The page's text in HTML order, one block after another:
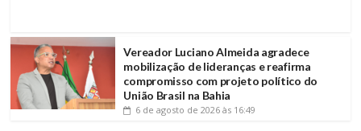
Vereador Luciano Almeida agradece
mobilização de lideranças e reafirma
compromisso com projeto político do
União Brasil na Bahia
6 de agosto de 2026 às 16:49